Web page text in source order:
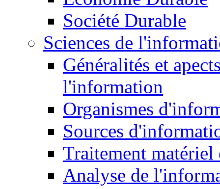
Société Durable
Sciences de
Généralités et
l'information
Organismes
Sources
Traitement matériel
Analyse de